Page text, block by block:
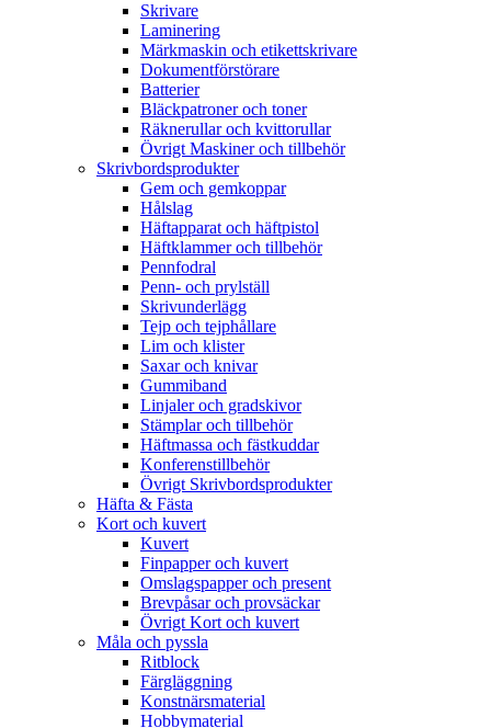
Skrivare
Laminering
Märkmaskin och etikettskrivare
Dokumentförstörare
Batterier
Bläckpatroner och toner
Räknerullar och kvittorullar
Övrigt Maskiner och tillbehör
Skrivbordsprodukter
Gem och gemkoppar
Hålslag
Häftapparat och häftpistol
Häftklammer och tillbehör
Pennfodral
Penn- och prylställ
Skrivunderlägg
Tejp och tejphållare
Lim och klister
Saxar och knivar
Gummiband
Linjaler och gradskivor
Stämplar och tillbehör
Häftmassa och fästkuddar
Konferenstillbehör
Övrigt Skrivbordsprodukter
Häfta & Fästa
Kort och kuvert
Kuvert
Finpapper och kuvert
Omslagspapper och present
Brevpåsar och provsäckar
Övrigt Kort och kuvert
Måla och pyssla
Ritblock
Färgläggning
Konstnärsmaterial
Hobbymaterial